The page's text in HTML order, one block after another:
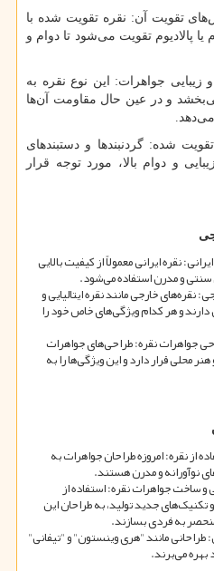
های تقویت آن: نقره تقویت شده با
یا پالادیوم تقویت میشود تا دوام و
زیبایی جواهرات: این نوع نقره به
بخشد و در عین حال مقاومت آنها
میدهد.
شده: گردنبندها و دستبندهای
و دوام بالا، مورد توجه قرار
نقره ایرانی معمولاً از کیفیت بالایی
و مدرن استفاده میشود.
نقرههای خارجی مانند نقره ایتالیایی و
و هر کدام ویژگیهای خاص خود را
جواهرات نقره: طراحیهای جواهرات
محلی قرار دارد و این ویژگیها را به
از نقره: امروزه طراحان جواهرات به
نوآورانه و مدرن هستند.
و ساخت جواهرات نقره: استفاده از
تکنیکهای جدید تولید، به طراحان این
به فردی بسازند.
طراحانی مانند "هری وینستون" و "تیفانی"
میبرند.